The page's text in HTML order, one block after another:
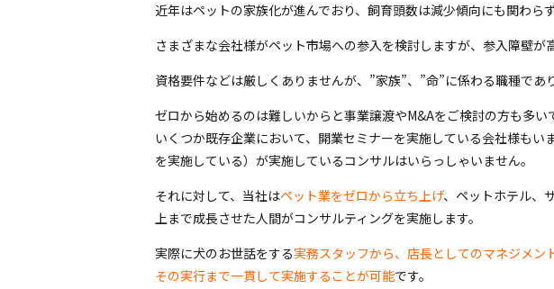
近年はペットの家族化が進んでおり、飼育頭数は減少傾向にも関わら
さまざまな会社様がペット市場への参入を検討しますが、参入障壁が
資格要件などは厳しくありませんが、”家族”、”命”に係わる職種であ
ゼロから始めるのは難しいからと事業譲渡やM&Aをご検討の方も多
いくつか既存企業において、開業セミナーを実施している会社様も
を実施している）が実施しているコンサルはいらっしゃいません。
それに対して、当社はペット業をゼロから立ち上げ、ペットホテル、
上まで成長させた人間がコンサルティングを実施します。
実際に犬のお世話をする実務スタッフから、店長としてのマネジメン
その実行まで一貫して実施することが可能です。